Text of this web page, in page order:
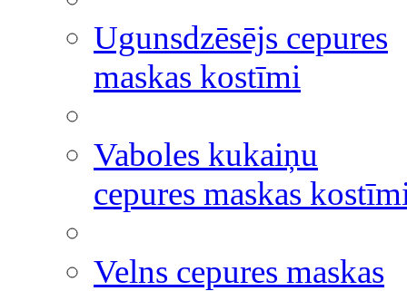
Ugunsdzēsējs cepures
maskas kostīmi
Vaboles kukaiņu
cepures maskas
Velns cepures maskas